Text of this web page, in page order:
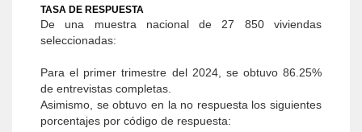
TASA DE RESPUESTA
De una muestra nacional de 27 850 viviendas
seleccionadas:
Para el primer trimestre del 2024, se obtuvo 86.25%
de entrevistas completas.
Asimismo, se obtuvo en la no respuesta los siguientes
porcentajes por código de respuesta: